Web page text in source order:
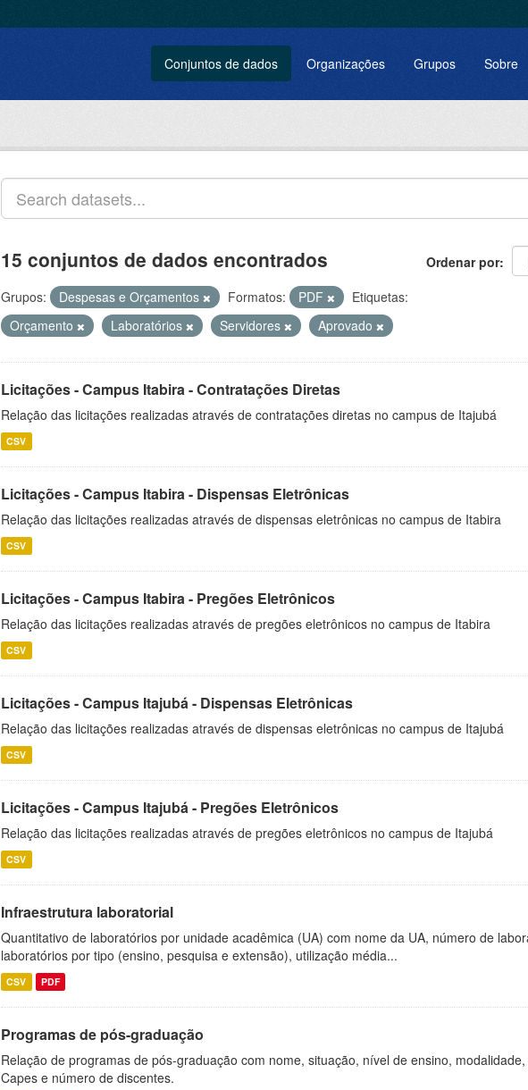
Conjuntos de dados Organizações Grupos Sobre
Ordenar por
15 conjuntos de dados encontrados
Grupos: Despesas e Orçamentos Formatos: PDF
Etiquetas:
Orçamento
Laboratórios Servidores Aprovado
Licitações - Campus Itabira - Contratações Diretas
Relação das licitações realizadas através de contratações diretas no campus de Itajubá
CSV
Licitações - Campus Itabira - Dispensas Eletrônicas
Relação das licitações realizadas através de dispensas eletrônicas no campus de Itabira
CSV
Licitações - Campus Itabira - Pregões Eletrônicos
Relação das licitações realizadas através de pregões eletrônicos no campus de Itabira
CSV
Licitações - Campus Itajubá - Dispensas Eletrônicas
Relação das licitações realizadas através de dispensas eletrônicas no campus de Itajubá
CSV
Licitações - Campus Itajubá - Pregões Eletrônicos
Relação das licitações realizadas através de pregões eletrônicos no campus de Itajubá
CSV
Infraestrutura laboratorial
Quantitativo de laboratórios por unidade acadêmica (UA) com nome da UA, número de
laboratórios por tipo (ensino, pesquisa e extensão), utilização média...
CSV PDF
Programas de pós-graduação
Relação de programas de pós-graduação com nome, situação, nível de ensino,
Capes e número de discentes.